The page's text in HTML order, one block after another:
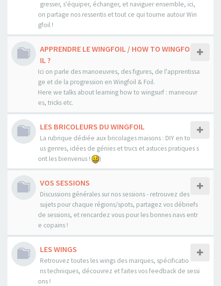
gresser, s'équiper, échanger, et naviguer ensemble, ici,
on partage nos ressentis et tout ce qui tourne autour Win
gfoil !
APPRENDRE LE WINGFOIL / HOW TO WINGFO
IL ?
Ici on parle des manoeuvres, des figures, de l'apprentissa
ge et de la progression en Wingfoil & Foil.
Here we talks about learning how to wingsurf : maneouvr
es, tricks etc.
LES BRICOLEURS DU WINGFOIL
La rubrique dédiée aux bricolages maisons : DIY en to
us genres, idées de génies et trucs et astuces pratiques s
ont les bienvenus !
)
VOS SESSIONS
Discussions générales sur nos sessions - retrouvez des
sujets pour chaque régions/spots, partagez vos débriefs
de sessions, et rencardez vous pour les bonnes navs entr
e copains !
LES WINGS
Retrouvez toutes les wings des marques, spécificatio
ns techniques, découvrez et faites vos feedback de sessi
ons !